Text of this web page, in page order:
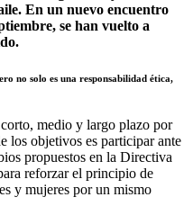
En un nuevo encuentro
se han vuelto a
no solo es una responsabilidad ética,
medio y largo plazo por
los objetivos es participar ante
propuestos en la Directiva
reforzar el principio de
y mujeres por un mismo